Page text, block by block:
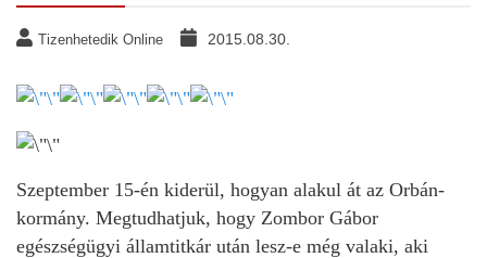
Tizenhetedik Online 2015.08.30.
Szeptember 15-én kiderül, hogyan alakul át az Orbán-
kormány. Megtudhatjuk, hogy Zombor Gábor
egészségügyi államtitkár után lesz-e még valaki, aki